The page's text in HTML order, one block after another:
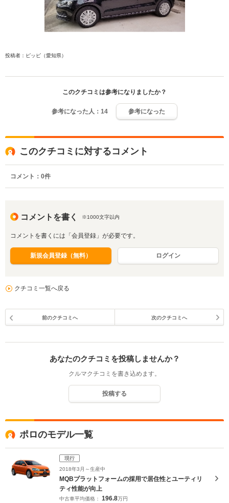
投稿者：ピッピ（愛知県）
このクチコミは参考になりましたか？
参考になった人： 14 参考になった
このクチコミに対するコメント
コメント： 0件
コメントを書く ※1000文字以内
コメントを書くには「会員登録」が必要です。
新規会員登録（無料） ログイン
クチコミ一覧へ戻る
前のクチコミへ 次のクチコミへ
あなたのクチコミを投稿しませんか？
クルマクチコミを書き込めます。
投稿する
ポロのモデル一覧
現行
2018年3月～生産中
MQBプラットフォームの採用で居住性とユーティリ
ティ性能が向上
中古車平均価格： 196.8万円